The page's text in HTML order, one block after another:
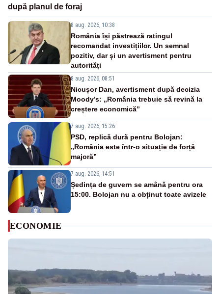
după planul de foraj
8 aug. 2026, 10:38
România își păstrează ratingul
recomandat investițiilor. Un semnal
pozitiv, dar și un avertisment pentru
autorități
8 aug. 2026, 08:51
Nicușor Dan, avertisment după decizia
Moody’s: „România trebuie să revină la
creștere economică”
7 aug. 2026, 15:26
PSD, replică dură pentru Bolojan:
„România este într-o situație de forță
majoră”
7 aug. 2026, 14:51
Ședința de guvern se amână pentru ora
15:00. Bolojan nu a obținut toate avizele
ECONOMIE